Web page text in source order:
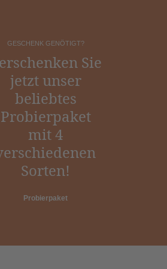
GESCHENK GENÖTIGT?
Sie
jetzt unser
beliebtes
Probierpaket
mit 4
Sorten!
Probierpaket